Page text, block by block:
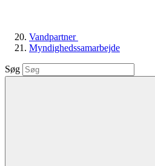
Vandpartner
Myndighedssamarbejde
Søg